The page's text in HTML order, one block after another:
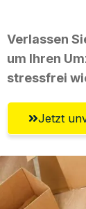
Verlassen
um Ihren
stressfrei
Jetzt